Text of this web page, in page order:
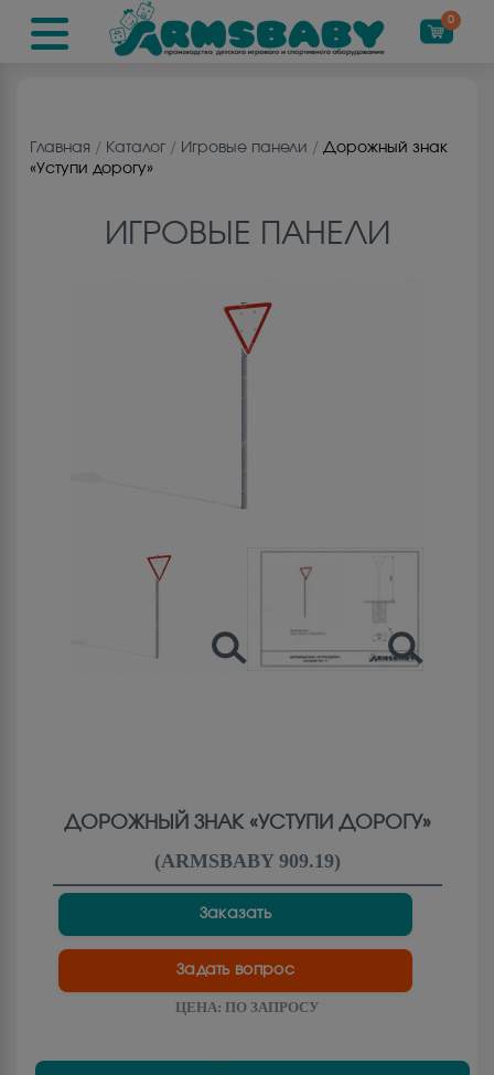
0
Главная / Каталог / Игровые панели / Дорожный знак
«Уступи дорогу»
ИГРОВЫЕ ПАНЕЛИ
ДОРОЖНЫЙ ЗНАК «УСТУПИ ДОРОГУ»
(ARMSBABY 909.19)
Заказать
Задать вопрос
ЦЕНА: ПО ЗАПРОСУ